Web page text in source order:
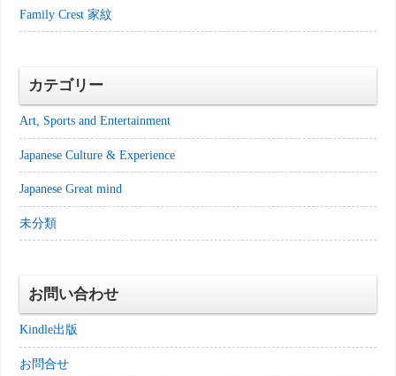
Family Crest 家紋
カテゴリー
Art, Sports and Entertainment
Japanese Culture & Experience
Japanese Great mind
未分類
お問い合わせ
Kindle出版
お問合せ